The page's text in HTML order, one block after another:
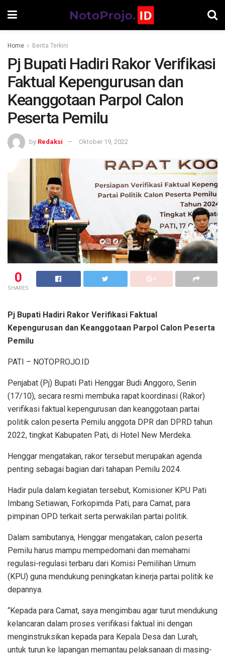
Home Berita Terkini
Pj Bupati Hadiri Rakor Verifikasi
Faktual Kepengurusan dan
Keanggotaan Parpol Calon
Peserta Pemilu
by Redaksi Oktober 19, 2022
0
SHARES
Pj Bupati Hadiri Rakor Verifikasi Faktual
Kepengurusan dan Keanggotaan Parpol Calon Peserta
Pemilu
PATI – NOTOPROJO.ID
Penjabat (Pj) Bupati Pati Henggar Budi Anggoro, Senin
(17/10), secara resmi membuka rapat koordinasi (Rakor)
verifikasi faktual kepengurusan dan keanggotaan partai
politik calon peserta Pemilu anggota DPR dan DPRD tahun
2022, tingkat Kabupaten Pati, di Hotel New Merdeka.
Henggar mengatakan, rakor tersebut merupakan agenda
penting sebagai bagian dari tahapan Pemilu 2024.
Hadir pula dalam kegiatan tersebut, Komisioner KPU Pati
Imbang Setiawan, Forkopimda Pati, para Camat, para
pimpinan OPD terkait serta perwakilan partai politik.
Dalam sambutanya, Henggar mengatakan, calon peserta
Pemilu harus mampu mempedomani dan memahami
regulasi-regulasi terbaru dari Komisi Pemilihan Umum
(KPU) guna mendukung peningkatan kinerja partai politik ke
depannya.
“Kepada para Camat, saya mengimbau agar turut mendukung
kelancaran dalam proses verifikasi faktual ini dengan
menginstruksikan kepada para Kepala Desa dan Lurah,
untuk turun ke lapangan memantau pelaksanaan di masing-